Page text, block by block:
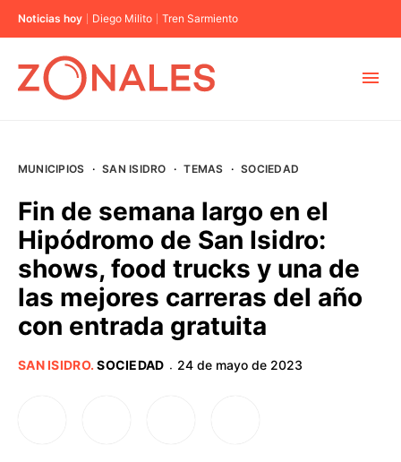
Noticias hoy Diego Milito Tren Sarmiento
BUENOS AIRES
PROVINCIAS
MUNICIPIOS · SAN ISIDRO · TEMAS · SOCIEDAD
Fin de semana largo en el
Hipódromo de San Isidro:
shows, food trucks y una de
las mejores carreras del año
con entrada gratuita
SAN ISIDRO.SOCIEDAD · 24 de mayo de 2023